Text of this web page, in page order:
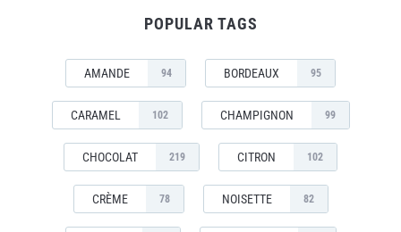
POPULAR TAGS
AMANDE 94 BORDEAUX 95
CARAMEL 102 CHAMPIGNON 99
CHOCOLAT 219 CITRON 102
CRÈME 78 NOISETTE 82